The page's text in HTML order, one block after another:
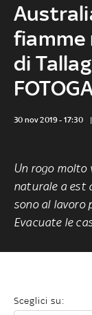
fiamme
di
30 nov 2019 - 17:30
Un rogo molto
naturale a est
sono al lavoro
Evacuate le
Sceglici su: